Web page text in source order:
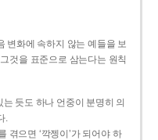
변화에 속하지 않는 예들을 보
것을 표준으로 삼는다는 원칙
는 듯도 하나 언중이 분명히 의
.
겪으면 ‘깍젱이’가 되어야 하